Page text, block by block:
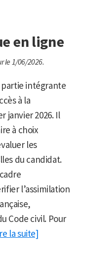
en ligne
le 1/06/2026.
partie intégrante
à la
janvier 2026. Il
à choix
les
du candidat.
l’assimilation
Code civil. Pour
la suite]